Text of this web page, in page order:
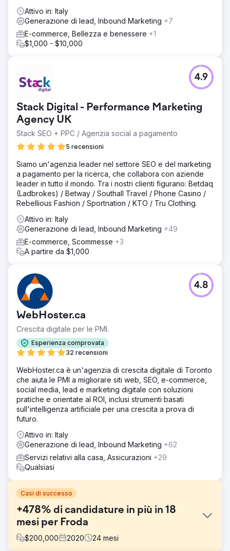
Attivo in: Italy
Generazione di lead, Inbound Marketing +7
E-commerce, Bellezza e benessere +1
$1,000 - $10,000
Stack Digital - Performance Marketing
Agency UK
Stack SEO + PPC / Agenzia social a pagamento
5 recensioni
4.9
Siamo un'agenzia leader nel settore SEO e del marketing
a pagamento per la ricerca, che collabora con aziende
leader in tutto il mondo. Tra i nostri clienti figurano: Betdaq
(Ladbrokes) / Betway / Southall Travel / Phone Casino /
Rebellious Fashion / Sportnation / KTO / Tru Clothing.
Attivo in: Italy
Generazione di lead, Inbound Marketing +49
E-commerce, Scommesse +3
A partire da $1,000
WebHoster.ca
Crescita digitale per le PMI.
Esperienza comprovata
32 recensioni
4.8
WebHoster.ca è un'agenzia di crescita digitale di Toronto
che aiuta le PMI a migliorare siti web, SEO, e-commerce,
social media, lead e marketing digitale con soluzioni
pratiche e orientate al ROI, inclusi strumenti basati
sull'intelligenza artificiale per una crescita a prova di
futuro.
Attivo in: Italy
Generazione di lead, Inbound Marketing +62
Servizi relativi alla casa, Assicurazioni +29
Qualsiasi
Casi di successo
+478% di candidature in più in 18
mesi per Froda
$200,000 2020 24 mesi